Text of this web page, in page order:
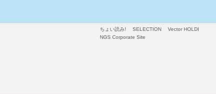
ちょい読み! SELECTION
Vector HOLDI
NGS Corporate Site